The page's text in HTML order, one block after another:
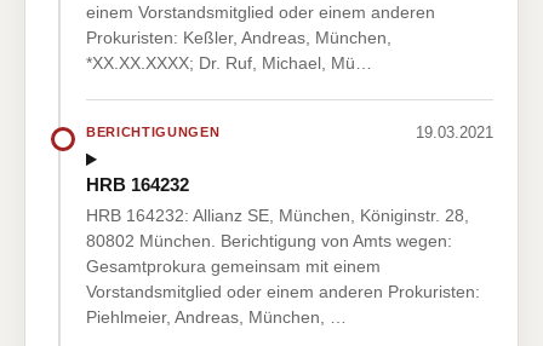
einem Vorstandsmitglied oder einem anderen
Prokuristen: Keßler, Andreas, München,
*XX.XX.XXXX; Dr. Ruf, Michael, Mü…
BERICHTIGUNGEN 19.03.2021
HRB 164232
HRB 164232: Allianz SE, München, Königinstr. 28,
80802 München. Berichtigung von Amts wegen:
Gesamtprokura gemeinsam mit einem
Vorstandsmitglied oder einem anderen Prokuristen:
Piehlmeier, Andreas, München, …